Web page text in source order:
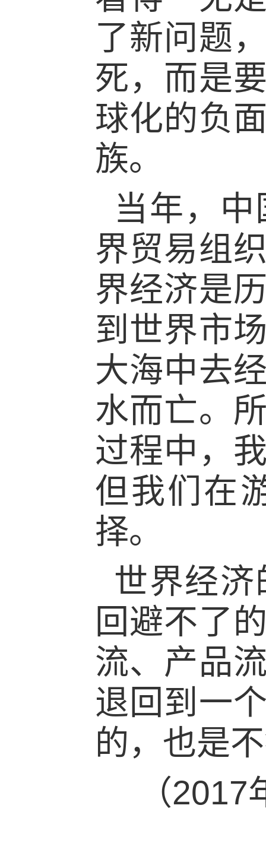
了新问题
死，而是
球化的负
族。
当年，
界贸易组
界经济是
到世界市
大海中去
水而亡。
过程中，
但我们在
择。
世界经
回避不了
流、产品
退回到一
的，也是
（